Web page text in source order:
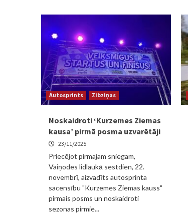
Autosprints Zibziņas
Noskaidroti ‘Kurzemes Ziemas
kausa’ pirmā posma uzvarētāji
23/11/2025
Priecējot pirmajam sniegam,
Vaiņodes lidlaukā sestdien, 22.
novembrī, aizvadīts autosprinta
sacensību "Kurzemes Ziemas kauss"
pirmais posms un noskaidroti
sezonas pirmie...